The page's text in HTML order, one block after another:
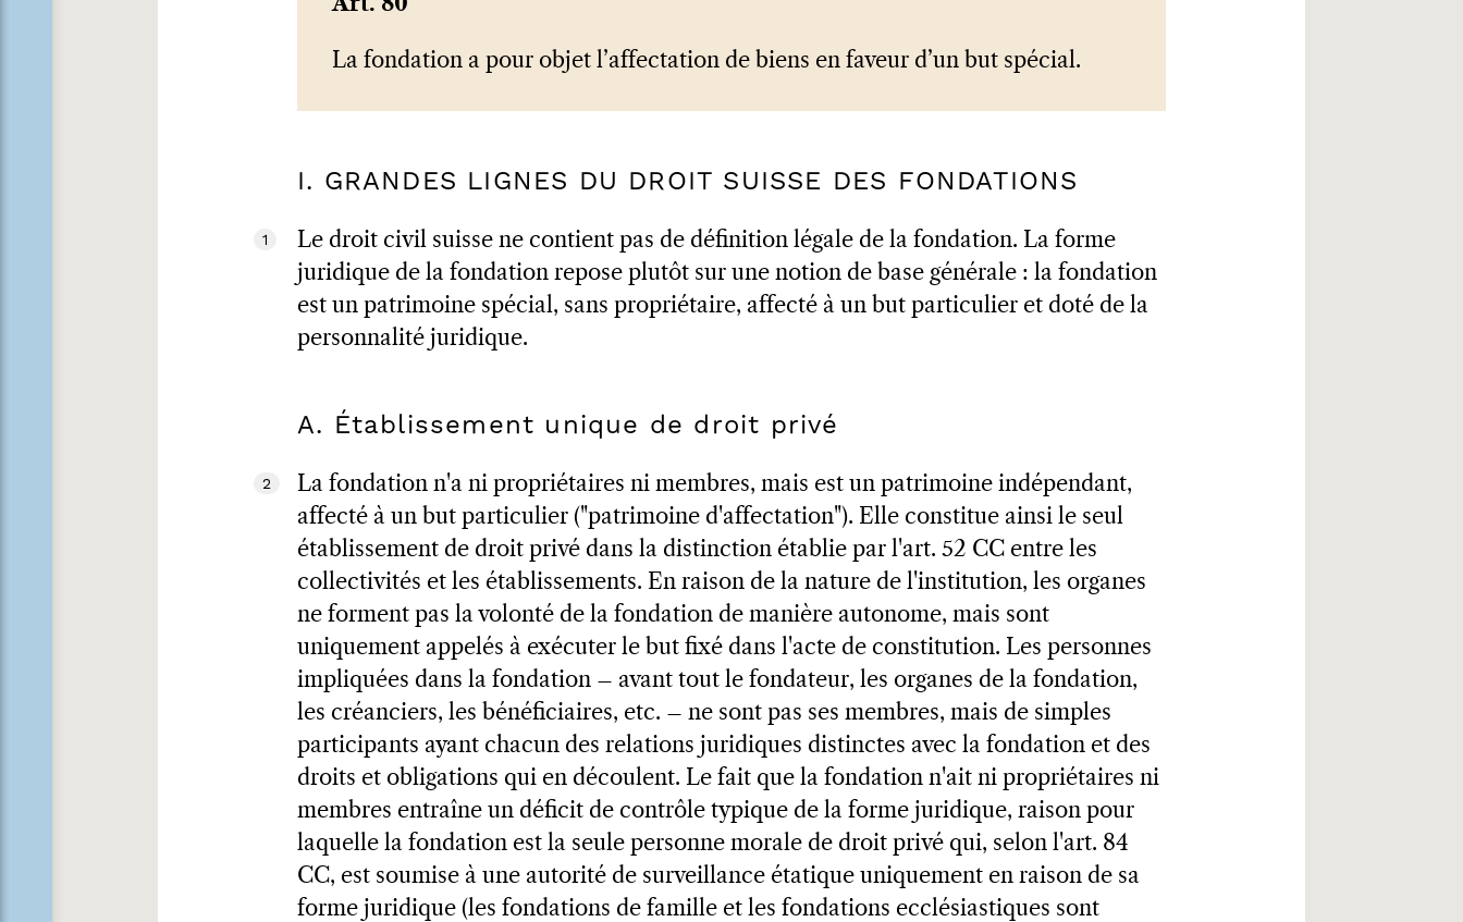
Art. 80
La fondation a pour objet l’affectation de biens en faveur d’un but spécial.
I. GRANDES LIGNES DU DROIT SUISSE DES FONDATIONS
1
Le droit civil suisse ne contient pas de définition légale de la fondation. La forme
juridique de la fondation repose plutôt sur une notion de base générale : la fondation
est un patrimoine spécial, sans propriétaire, affecté à un but particulier et doté de la
personnalité juridique.
A. Établissement unique de droit privé
2
La fondation n'a ni propriétaires ni membres, mais est un patrimoine indépendant,
affecté à un but particulier ("patrimoine d'affectation"). Elle constitue ainsi le seul
établissement de droit privé dans la distinction établie par l'art. 52 CC entre les
collectivités et les établissements. En raison de la nature de l'institution, les organes
ne forment pas la volonté de la fondation de manière autonome, mais sont
uniquement appelés à exécuter le but fixé dans l'acte de constitution. Les personnes
impliquées dans la fondation – avant tout le fondateur, les organes de la fondation,
les créanciers, les bénéficiaires, etc. – ne sont pas ses membres, mais de simples
participants ayant chacun des relations juridiques distinctes avec la fondation et des
droits et obligations qui en découlent. Le fait que la fondation n'ait ni propriétaires ni
membres entraîne un déficit de contrôle typique de la forme juridique, raison pour
laquelle la fondation est la seule personne morale de droit privé qui, selon l'art. 84
CC, est soumise à une autorité de surveillance étatique uniquement en raison de sa
forme juridique (les fondations de famille et les fondations ecclésiastiques sont